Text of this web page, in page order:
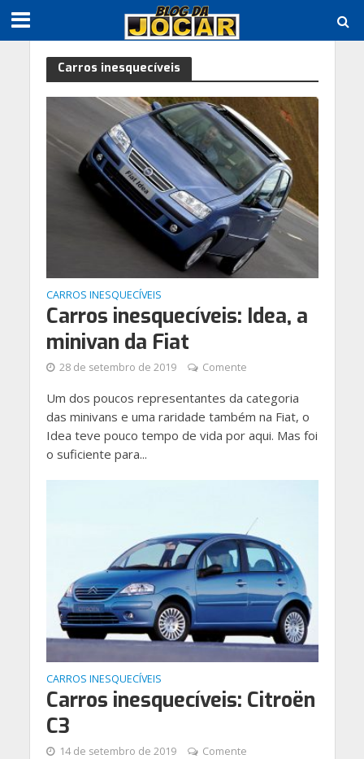
Carros inesquecíveis
CARROS INESQUECÍVEIS
Carros inesquecíveis: Idea, a
minivan da Fiat
28 de setembro de 2019 Comente
Um dos poucos representantes da categoria
das minivans e uma raridade também na Fiat, o
Idea teve pouco tempo de vida por aqui. Mas foi
o suficiente para...
CARROS INESQUECÍVEIS
Carros inesquecíveis: Citroën
C3
14 de setembro de 2019 Comente